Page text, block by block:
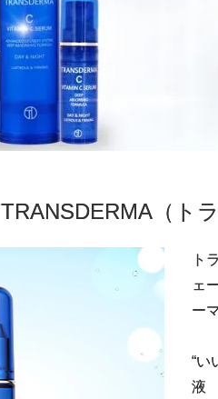
TRANSDERMA（ト
ト
ェ
ー
“い
液